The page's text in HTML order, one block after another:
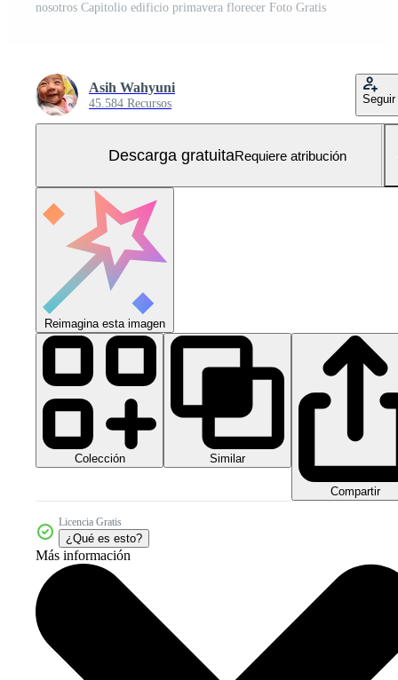
nosotros Capitolio edificio primavera florecer Foto Gratis
Asih Wahyuni
45.584 Recursos Seguir
Descarga gratuitaRequiere atribución
Reimagina esta imagen
Colección Similar
Compartir
Licencia Gratis
¿Qué es esto?
Más información